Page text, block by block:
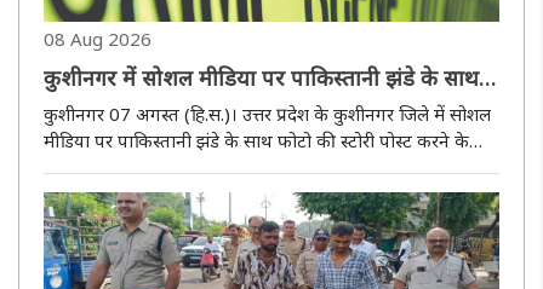
08 Aug 2026
कुशीनगर में सोशल मीडिया पर पाकिस्तानी झंडे के साथ
फोटो पोस्ट करने वाला आरोपित गिरफ्तार
कुशीनगर 07 अगस्त (हि.स.)। उत्तर प्रदेश के कुशीनगर जिले में सोशल
मीडिया पर पाकिस्तानी झंडे के साथ फोटो की स्टोरी पोस्ट करने के
पुलिस अधीक्षक केशव कुमार ने बताया आरोपित की पहचान
तरयासुज..